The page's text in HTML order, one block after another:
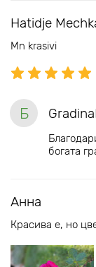
Hatidje
Mn krasivi
Б
богата
Анна
Красива е, но